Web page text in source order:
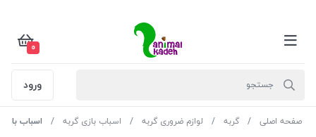
0
ورود
صفحه اصلی گربه لوازم ضروری گربه اسباب بازی گربه اسباب